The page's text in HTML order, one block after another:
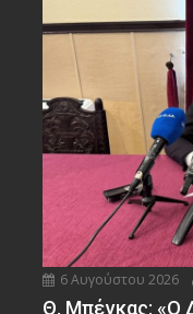
6 Αυγούστου 2026
Θ. Μπέγκας: «Ο